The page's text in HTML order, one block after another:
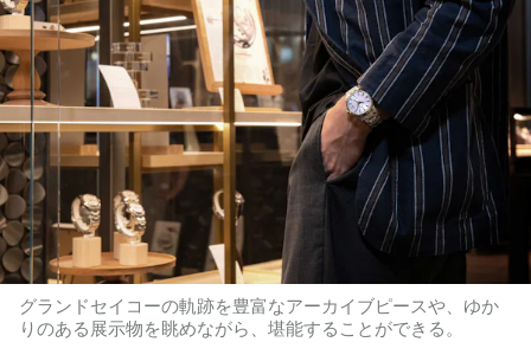
グランドセイコーの軌跡を豊富なアーカイブピースや、ゆか
りのある展示物を眺めながら、堪能することができる。